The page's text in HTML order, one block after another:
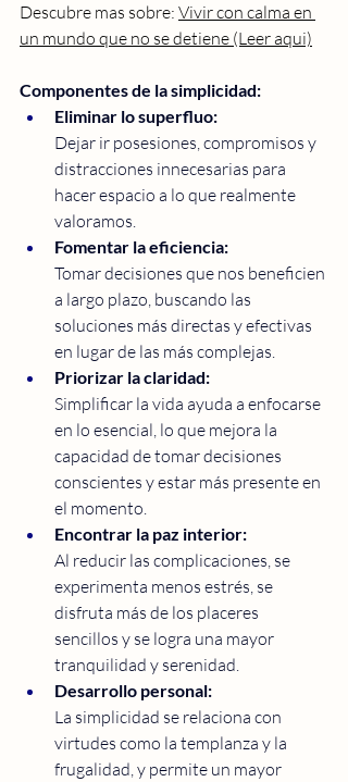
Descubre mas sobre: Vivir con calma en
un mundo que no se detiene (Leer aqui)
Componentes de la simplicidad:
Eliminar lo superfluo:
Dejar ir posesiones, compromisos y
distracciones innecesarias para
hacer espacio a lo que realmente
valoramos.
Fomentar la eficiencia:
Tomar decisiones que nos beneficien
a largo plazo, buscando las
soluciones más directas y efectivas
en lugar de las más complejas.
Priorizar la claridad:
Simplificar la vida ayuda a enfocarse
en lo esencial, lo que mejora la
capacidad de tomar decisiones
conscientes y estar más presente en
el momento.
Encontrar la paz interior:
Al reducir las complicaciones, se
experimenta menos estrés, se
disfruta más de los placeres
sencillos y se logra una mayor
tranquilidad y serenidad.
Desarrollo personal:
La simplicidad se relaciona con
virtudes como la templanza y la
frugalidad, y permite un mayor